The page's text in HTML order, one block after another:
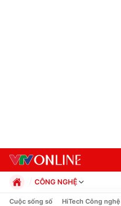
CÔNG NGHỆ
Chính trị
Cuộc sống số HiTech Công